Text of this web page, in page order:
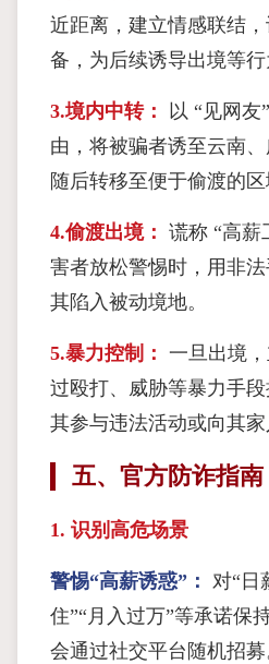
近距离，建立情感联结
备，为后续诱导出境等行
3.境内中转：
以 “见网友
由，将被骗者诱至云南、
随后转移至便于偷渡的区
4.偷渡出境： 谎称 “高薪
害者放松警惕时，用非
其陷入被动境地。
5.暴力控制： 一旦出境
过殴打、威胁等暴力手
其参与违法活动或向其家
五、官方防诈指南
1. 识别高危场景
警惕“高薪诱惑”： 对“日
住”“月入过万”等承诺保
会通过社交平台随机招募